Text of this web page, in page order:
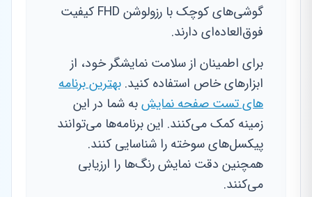
گوشی‌های کوچک با رزولوشن FHD کیفیت
فوق‌العاده‌ای دارند.
برای اطمینان از سلامت نمایشگر خود، از
ابزارهای خاص استفاده کنید. بهترین برنامه
های تست صفحه نمایشبه شما در این
زمینه کمک می‌کنند. این برنامه‌ها می‌توانند
پیکسل‌های سوخته را شناسایی کنند.
همچنین دقت نمایش رنگ‌ها را ارزیابی
می‌کنند.